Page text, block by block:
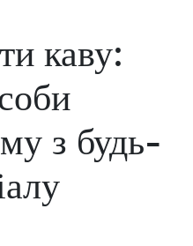
каву:
з будь-